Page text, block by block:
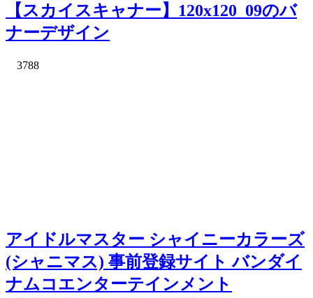
【スカイスキャナー】120x120_09のバ
ナーデザイン
3788
アイドルマスター シャイニーカラーズ
(シャニマス) 事前登録サイト バンダイ
ナムコエンターテインメント